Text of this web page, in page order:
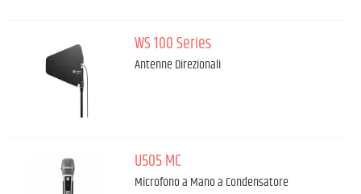
WS 100 Series
Antenne Direzionali
U505 MC
Microfono a Mano a Condensatore